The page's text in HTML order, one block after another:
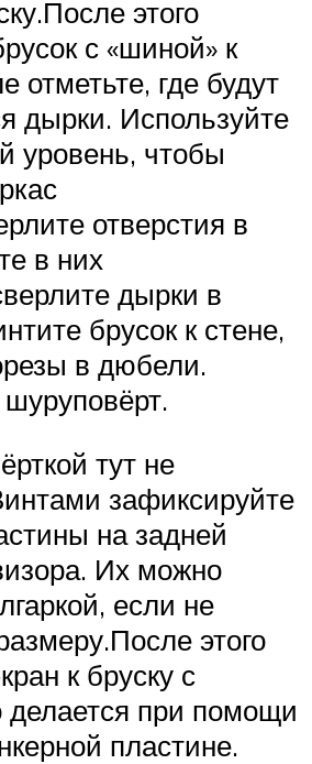
этого
с «шиной» к
отметьте, где будут
дырки. Используйте
уровень, чтобы
отверстия в
в них
дырки в
брусок к стене,
в дюбели.
тут не
зафиксируйте
на задней
Их можно
если не
этого
к бруску с
делается при помощи
пластине.